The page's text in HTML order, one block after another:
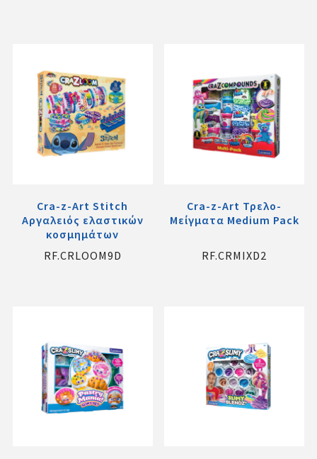
Cra-z-Art Stitch
Αργαλειός ελαστικών
κοσμημάτων
RF.CRLOOM9D
Cra-z-Art Τρελο-
Μείγματα Medium Pack
RF.CRMIXD2